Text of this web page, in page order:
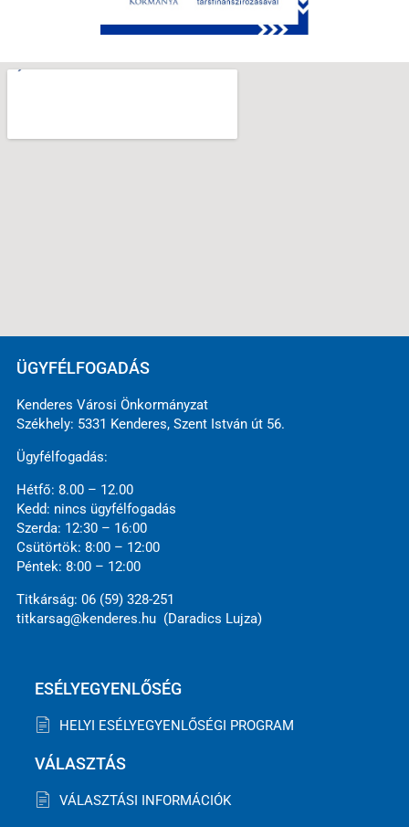
ÜGYFÉLFOGADÁS
Kenderes Városi Önkormányzat
Székhely: 5331 Kenderes, Szent István út 56.
Ügyfélfogadás:
Hétfő: 8.00 – 12.00
Kedd: nincs ügyfélfogadás
Szerda: 12:30 – 16:00
Csütörtök: 8:00 – 12:00
Péntek: 8:00 – 12:00
Titkárság: 06 (59) 328-251
titkarsag@kenderes.hu (Daradics Lujza)
ESÉLYEGYENLŐSÉG
HELYI ESÉLYEGYENLŐSÉGI PROGRAM
VÁLASZTÁS
VÁLASZTÁSI INFORMÁCIÓK